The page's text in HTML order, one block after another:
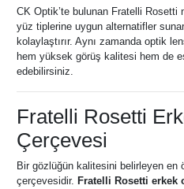
CK Optik’te bulunan Fratelli Rosetti
yüz tiplerine uygun alternatifler
kolaylaştırır. Aynı zamanda optik
hem yüksek görüş kalitesi hem de
edebilirsiniz.
Fratelli Rosetti
Çerçevesi
Bir gözlüğün kalitesini belirleyen en
çerçevesidir. Fratelli Rosetti erkek